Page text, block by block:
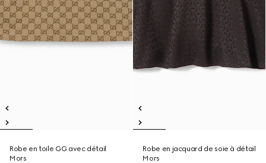
Robe en toile GG avec détail
Mors
Robe en jacquard de soie à détail
Mors